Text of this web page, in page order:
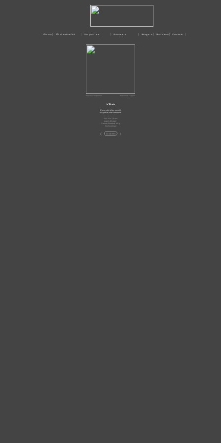
Vitrine | Fil d'actualité
| Un peu de
moi
| Presse –
Médias
| Stage –
Ateliers
| Boutique | Contact |
Original indisponible Disponible en carte
L’Exclu
L’anomalie d’une société
aux pièces bien ordonnées.
33 x 33 x 3,5 cm
papier découpé
Canson Montval 185 g
fond acrylique
< la Galerie >